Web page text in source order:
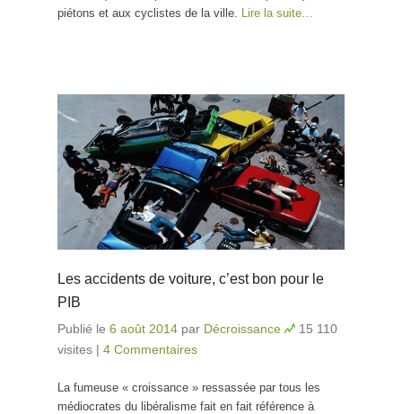
piétons et aux cyclistes de la ville.
Lire la suite…
Les accidents de voiture, c’est bon pour le
PIB
Publié le 6 août 2014 par Décroissance
15 110
visites | 4 Commentaires
La fumeuse « croissance » ressassée par tous les
médiocrates du libéralisme fait en fait référence à